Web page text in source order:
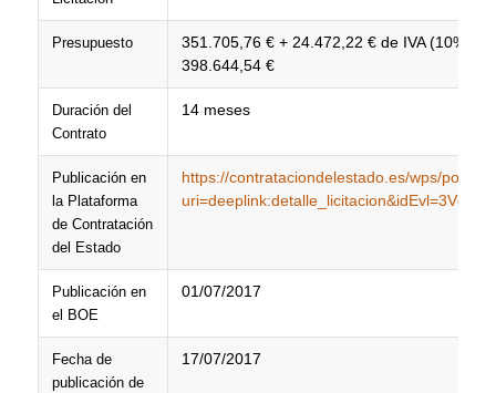
Presupuesto
351.705,76 € + 24.472,22 € de IVA (10%) +
398.644,54 €
Duración del
Contrato
14 meses
Publicación en
la Plataforma
de Contratación
del Estado
https://contrataciondelestado.es/wps/poc?
Publicación en
el BOE
01/07/2017
Fecha de
publicación de
17/07/2017